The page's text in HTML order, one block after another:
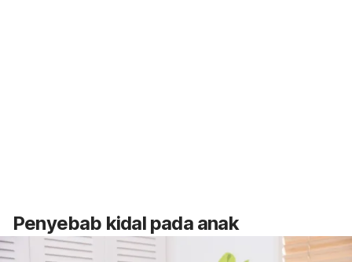
Penyebab kidal pada anak